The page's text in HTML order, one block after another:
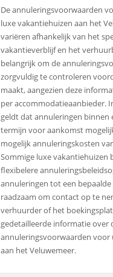
De annuleringsvoorwaarden
luxe vakantiehuizen aan het
variëren afhankelijk van het
vakantieverblijf en het
belangrijk om de
zorgvuldig te controleren
maakt, aangezien deze
per accommodatieaanbieder.
geldt dat annuleringen binnen
termijn voor aankomst
mogelijk annuleringskosten
Sommige luxe vakantiehuizen
flexibelere
annuleringen tot een
raadzaam om contact op te
verhuurder of het
gedetailleerde informatie over
annuleringsvoorwaarden voor
aan het Veluwemeer.